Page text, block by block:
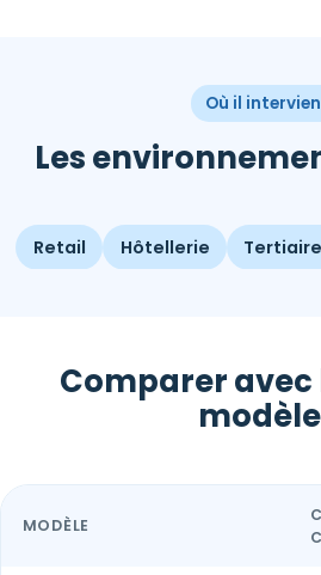
Où il
Les
Retail Hôtellerie
Comparer avec
MODÈLE